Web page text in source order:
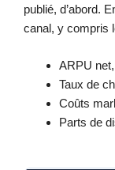
publié, d’abord.
canal, y compris
ARPU
Taux de
Coûts
Parts de